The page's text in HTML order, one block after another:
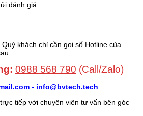
đánh giá.
khách chỉ cần gọi số Hotline của
0988 568 790 (Call/Zalo)
- info@bvtech.tech
tiếp với chuyên viên tư vấn bên góc